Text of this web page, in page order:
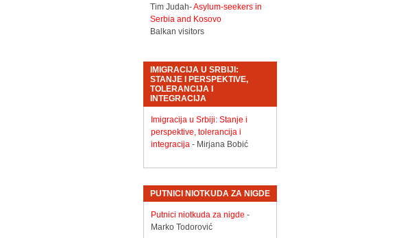
Tim Judah-Asylum-seekers in
Serbia and Kosovo
Balkan visitors
IMIGRACIJA U SRBIJI:
STANJE I PERSPEKTIVE,
TOLERANCIJA I
INTEGRACIJA
Imigracija u Srbiji: Stanje i
perspektive, tolerancija i
integracija- Mirjana Bobić
PUTNICI NIOTKUDA ZA NIGDE
Putnici niotkuda za nigde -
Marko Todorović